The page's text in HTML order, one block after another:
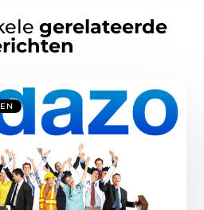
gerelateerde